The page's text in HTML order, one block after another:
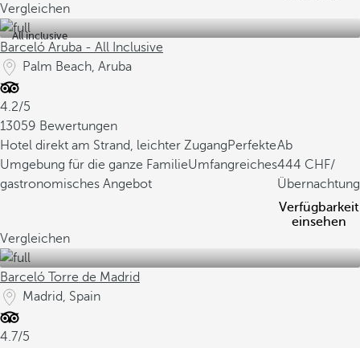
Vergleichen
All inclusive
Barceló Aruba - All Inclusive
Palm Beach, Aruba
4.2/5
13059 Bewertungen
Hotel direkt am Strand, leichter ZugangPerfekte
Umgebung für die ganze FamilieUmfangreiches
gastronomisches Angebot
Ab
444
/
Übernachtung
Verfügbarkeit
einsehen
Vergleichen
Barceló Torre de Madrid
Madrid, Spain
4.7/5